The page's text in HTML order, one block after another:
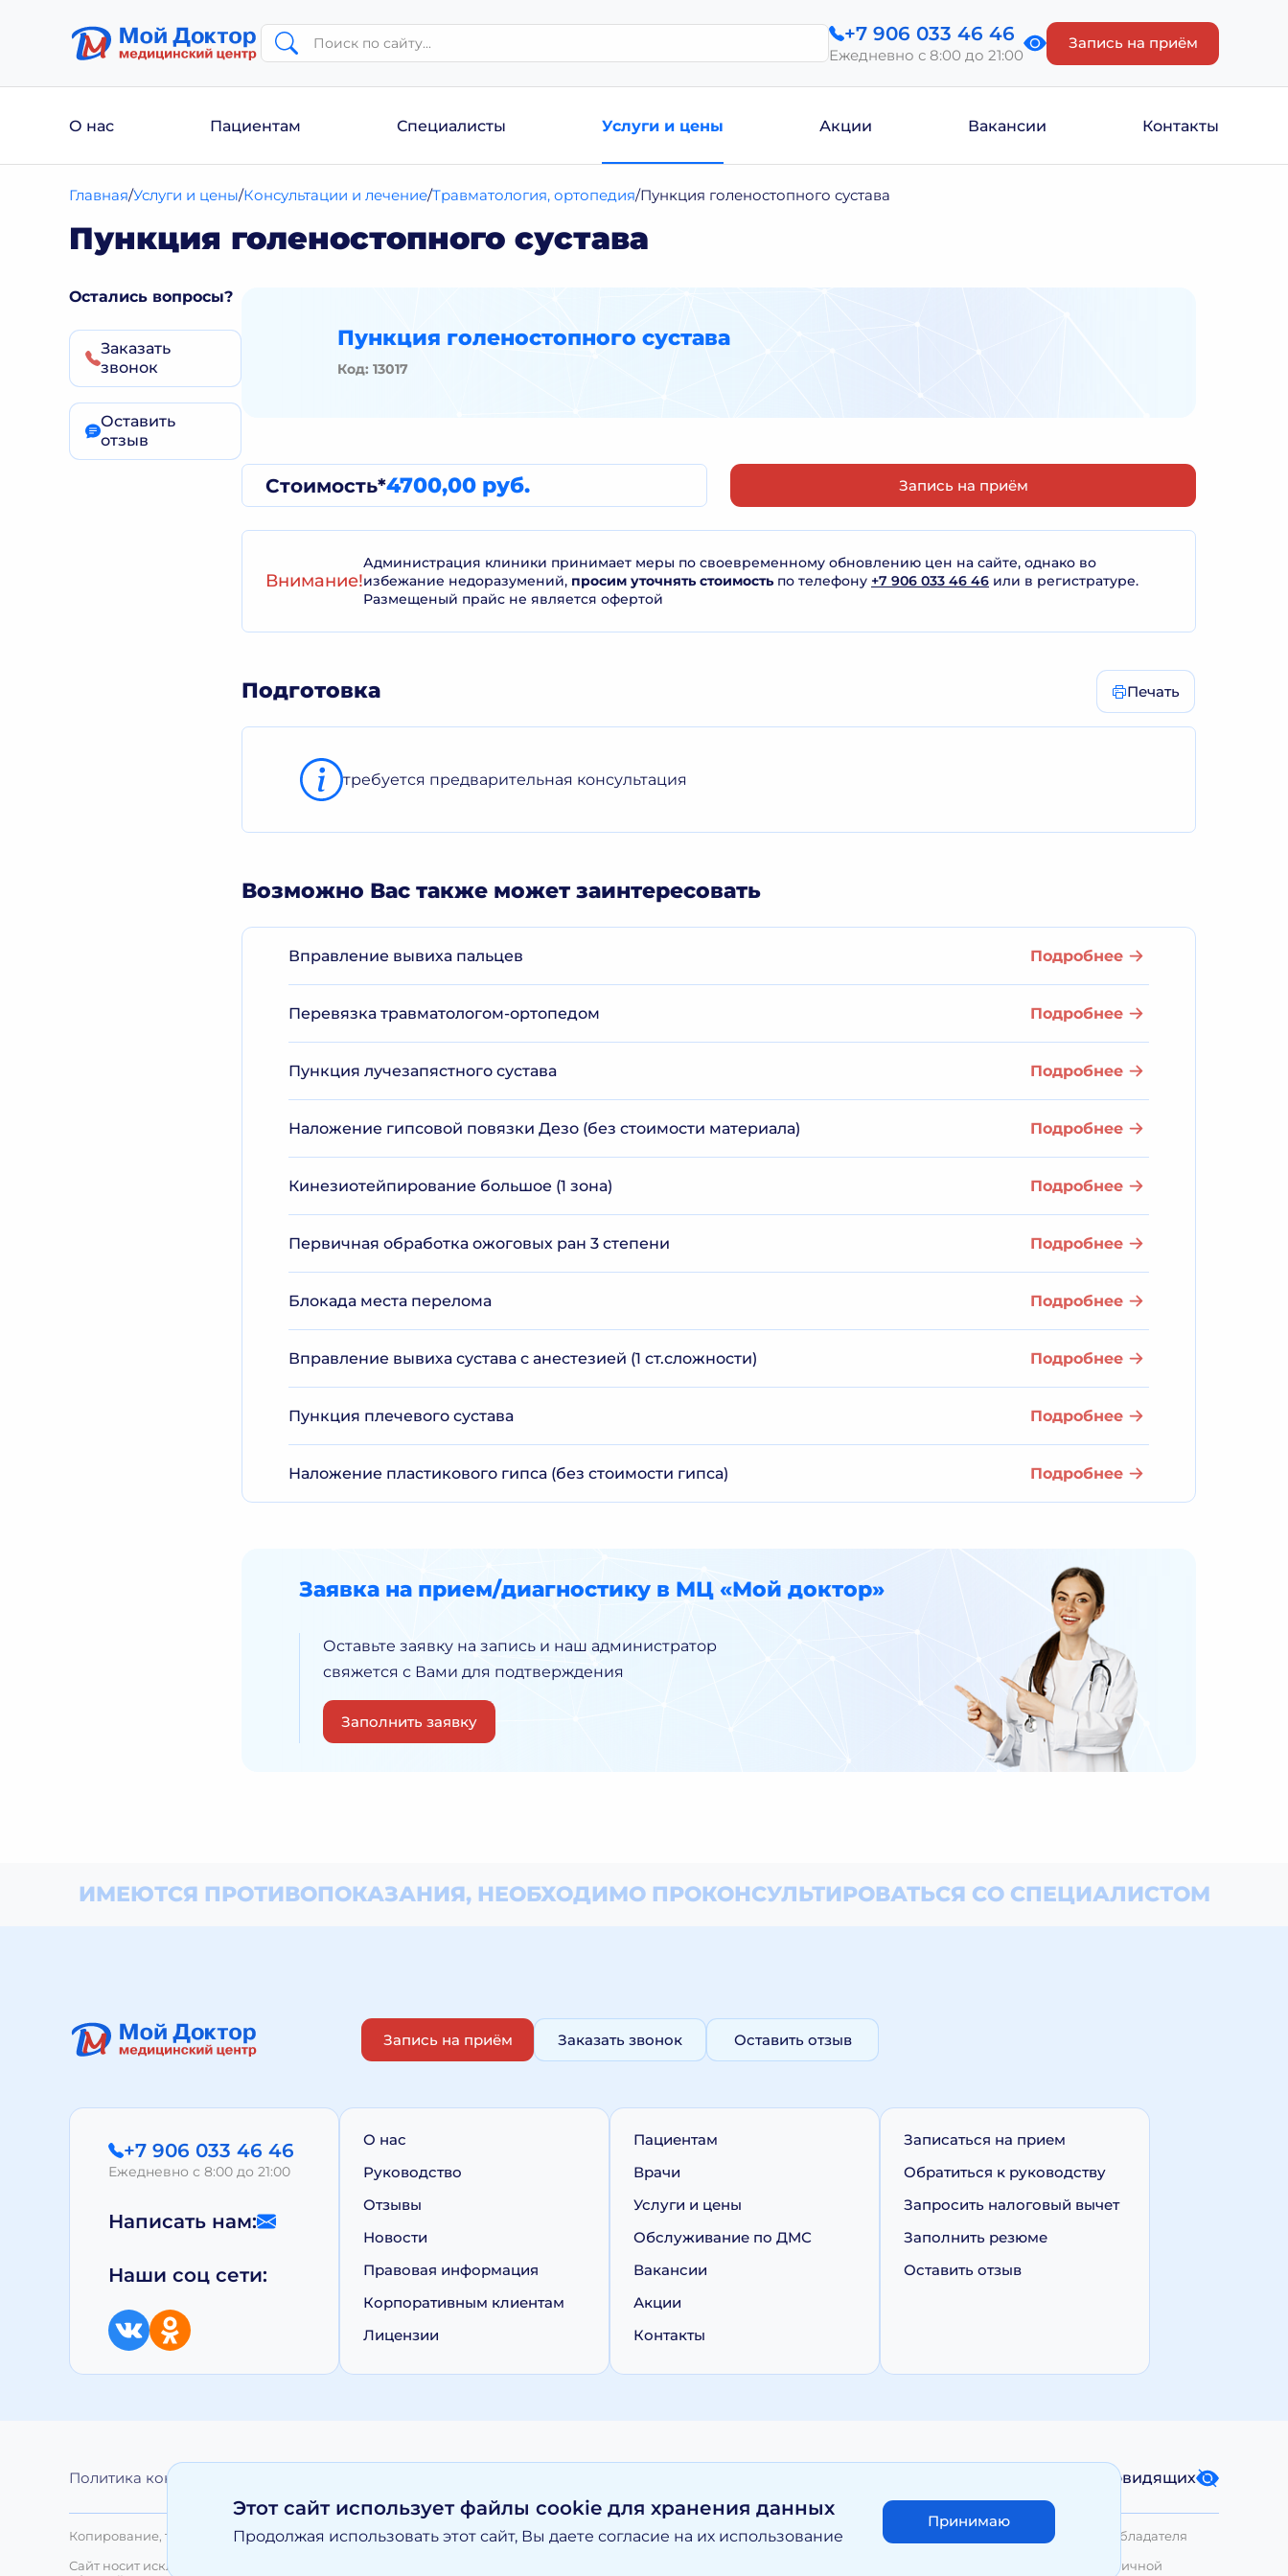
+7 906 033 46 46
Ежедневно с 8:00 до 21:00
Запись на приём
О нас Пациентам Специалисты Услуги и цены Акции Вакансии Контакты
Главная Услуги и цены Консультации и лечение Травматология, ортопедия Пункция голеностопного сустава
Пункция голеностопного сустава
Остались вопросы?
Заказать
звонок
Оставить
отзыв
Пункция голеностопного сустава
Код: 13017
Стоимость*4700,00 руб. Запись на приём
Внимание!
Администрация клиники принимает меры по своевременному обновлению цен на сайте, однако во
избежание недоразумений, просим уточнять стоимостьпо телефону +7 906 033 46 46 или в регистратуре.
Размещеный прайс не является офертой
Подготовка Печать
требуется предварительная консультация
Возможно Вас также может заинтересовать
Вправление вывиха пальцев Подробнее
Перевязка травматологом-ортопедом Подробнее
Пункция лучезапястного сустава Подробнее
Наложение гипсовой повязки Дезо (без стоимости материала) Подробнее
Кинезиотейпирование большое (1 зона) Подробнее
Первичная обработка ожоговых ран 3 степени Подробнее
Блокада места перелома Подробнее
Вправление вывиха сустава с анестезией (1 ст.сложности) Подробнее
Пункция плечевого сустава Подробнее
Наложение пластикового гипса (без стоимости гипса) Подробнее
Заявка на прием/диагностику в МЦ «Мой доктор»
Оставьте заявку на запись и наш администратор
свяжется с Вами для подтверждения
Заполнить заявку
ИМЕЮТСЯ ПРОТИВОПОКАЗАНИЯ, НЕОБХОДИМОПРОКОНСУЛЬТИРОВАТЬСЯ СО СПЕЦИАЛИСТОМ
Запись на приём Заказать звонок Оставить отзыв
+7 906 033 46 46
Ежедневно с 8:00 до 21:00
Написать нам:
Наши соц сети:
О нас
Руководство
Отзывы
Новости
Правовая информация
Корпоративным клиентам
Лицензии
Пациентам
Врачи
Услуги и цены
Обслуживание по ДМС
Вакансии
Акции
Контакты
Записаться на прием
Обратиться к руководству
Запросить налоговый вычет
Заполнить резюме
Оставить отзыв
Версия для слабовидящих
Политика конфиденциальности
Копирование, тиражирование, а равно иное использование материалов, размещенных на moy-doktor.org возможно только с письменного разрешения Правообладателя
Сайт носит исключительно информационный характер и ни при каких условиях информационные материалы и цены, размещенные на сайте, не являются публичной
Этот сайт использует файлы cookie для хранения данных
Продолжая использовать этот сайт, Вы даете согласие на их использование
Принимаю